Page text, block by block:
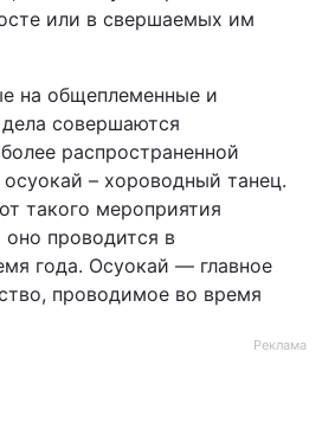
или в свершаемых им
на общеплеменные и
совершаются
распространенной
– хороводный танец.
такого мероприятия
оно проводится в
года. Осуокай — главное
проводимое во время
Реклама